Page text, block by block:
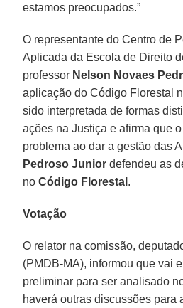
estamos preocupados.”
O representante do Centro de
Aplicada da Escola de Direito
professor Nelson Novaes
aplicação do Código Florestal
sido interpretada de formas
ações na Justiça e afirma que
problema ao dar a gestão das
Pedroso Junior defendeu as
noCódigo Florestal .
Votação
O relator na comissão,
(PMDB-MA), informou que vai
preliminar para ser analisado
haverá outras discussões para